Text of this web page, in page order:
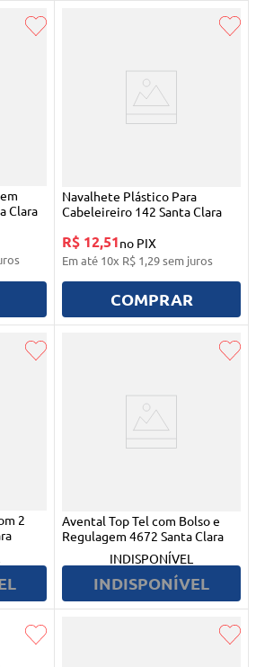
Clara
Navalhete Plástico Para
Cabeleireiro 142 Santa Clara
R$ 12,51no PIX
Em até 10x R$ 1,29sem juros
COMPRAR
2
Avental Top Tel com Bolso e
Regulagem 4672 Santa Clara
INDISPONÍVEL
INDISPONÍVEL